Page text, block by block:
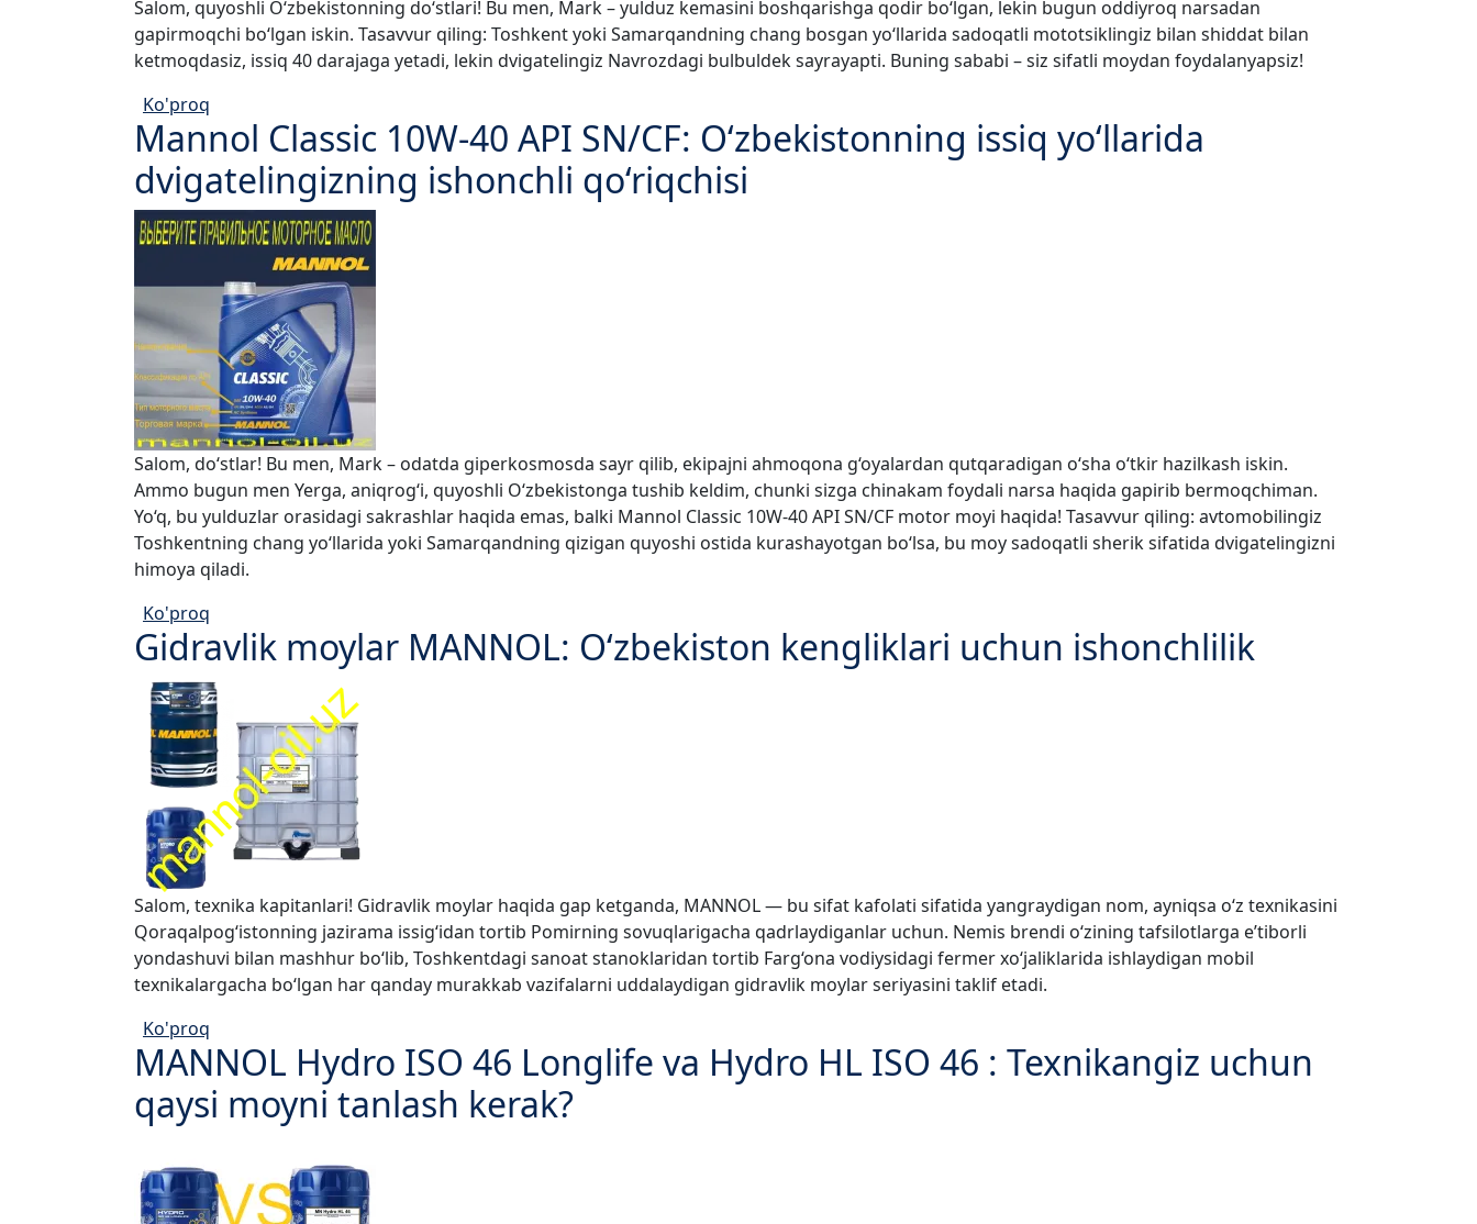
Salom, quyoshli O‘zbekistonning do‘stlari! Bu men, Mark – yulduz kemasini boshqarishga qodir bo‘lgan, lekin bugun oddiyroq narsadan
gapirmoqchi bo‘lgan iskin. Tasavvur qiling: Toshkent yoki Samarqandning chang bosgan yo‘llarida sadoqatli mototsiklingiz bilan shiddat bilan
ketmoqdasiz, issiq 40 darajaga yetadi, lekin dvigatelingiz Navrozdagi bulbuldek sayrayapti. Buning sababi – siz sifatli moydan foydalanyapsiz!
Ko'proq
Mannol Classic 10W-40 API SN/CF: O‘zbekistonning issiq yo‘llarida
dvigatelingizning ishonchli qo‘riqchisi
Salom, do‘stlar! Bu men, Mark – odatda giperkosmosda sayr qilib, ekipajni ahmoqona g‘oyalardan qutqaradigan o‘sha o‘tkir hazilkash iskin.
Ammo bugun men Yerga, aniqrog‘i, quyoshli O‘zbekistonga tushib keldim, chunki sizga chinakam foydali narsa haqida gapirib bermoqchiman.
Yo‘q, bu yulduzlar orasidagi sakrashlar haqida emas, balki Mannol Classic 10W-40 API SN/CF motor moyi haqida! Tasavvur qiling: avtomobilingiz
Toshkentning chang yo‘llarida yoki Samarqandning qizigan quyoshi ostida kurashayotgan bo‘lsa, bu moy sadoqatli sherik sifatida dvigatelingizni
himoya qiladi.
Ko'proq
Gidravlik moylar MANNOL: O‘zbekiston kengliklari uchun ishonchlilik
Salom, texnika kapitanlari! Gidravlik moylar haqida gap ketganda, MANNOL — bu sifat kafolati sifatida yangraydigan nom, ayniqsa o‘z texnikasini
Qoraqalpog‘istonning jazirama issig‘idan tortib Pomirning sovuqlarigacha qadrlaydiganlar uchun. Nemis brendi o‘zining tafsilotlarga e’tiborli
yondashuvi bilan mashhur bo‘lib, Toshkentdagi sanoat stanoklaridan tortib Farg‘ona vodiysidagi fermer xo‘jaliklarida ishlaydigan mobil
texnikalargacha bo‘lgan har qanday murakkab vazifalarni uddalaydigan gidravlik moylar seriyasini taklif etadi.
Ko'proq
MANNOL Hydro ISO 46 Longlife va Hydro HL ISO 46 : Texnikangiz uchun
qaysi moyni tanlash kerak?